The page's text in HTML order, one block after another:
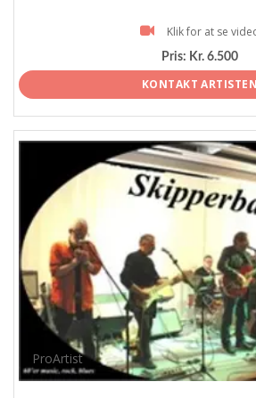
Klik for at se
Pris: Kr. 6.500
KONTAKT ARTISTEN
ProArtist